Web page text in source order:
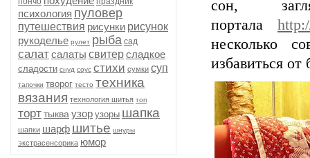
психология пуловер
путешествия рисунки рисунок
рукоделье рулет рыба сад
салатсалаты свитерсладкое
сладости снуд соус стихи сумки суп
тапочки творог тесто техника
вязания технология шитья топ
торттыква узор узоры шапка
шапки шарф шитье шнуры
экстрасенсорика юмор
сон,
портала
несколько
избавиться